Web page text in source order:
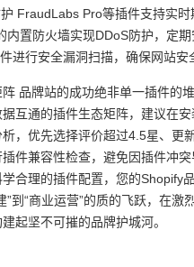
FraudLabs Pro等插件支持实时
内置防火墙实现DDoS防护，定期
进行安全漏洞扫描，确保网站安
品牌站的成功绝非单一插件的
互通的插件生态矩阵，建议在
，优先选择评价超过4.5星、更
件兼容性检查，避免因插件冲
合理的插件配置，您的Shopify
”到“商业运营”的质的飞跃，在激
起坚不可摧的品牌护城河。